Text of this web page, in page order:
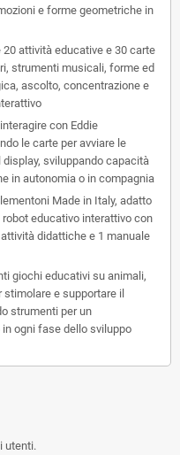
e forme geometriche in
20 attività educative e 30 carte
strumenti musicali, forme ed
ascolto, concentrazione e
con Eddie
le carte per avviare le
sviluppando capacità
in autonomia o in compagnia
Made in Italy, adatto
educativo interattivo con
didattiche e 1 manuale
giochi educativi su animali,
stimolare e supportare il
strumenti per un
ogni fase dello sviluppo
utenti.